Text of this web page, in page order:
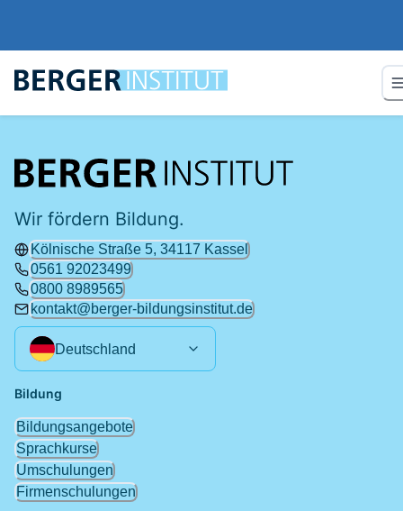
Wir fördern Bildung.
Kölnische Straße 5, 34117 Kassel
0561 92023499
0800 8989565
kontakt@berger-bildungsinstitut.de
Deutschland
Bildung
Bildungsangebote
Sprachkurse
Umschulungen
Firmenschulungen